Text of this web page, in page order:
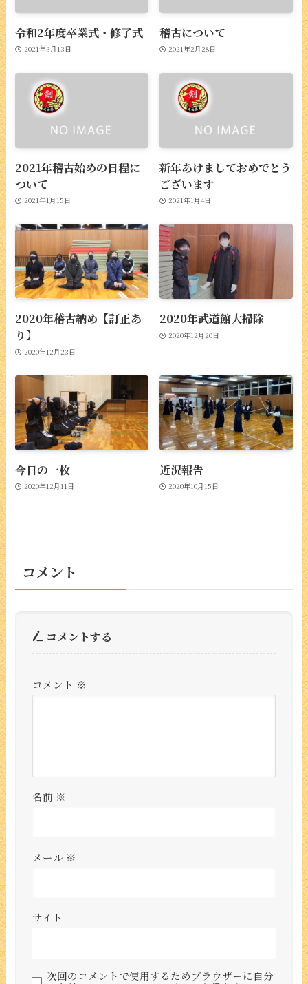
令和2年度卒業式・修了式
2021年3月13日
稽古について
2021年2月28日
2021年稽古始めの日程に
ついて
2021年1月15日
新年あけましておめでとう
ございます
2021年1月4日
2020年稽古納め【訂正あ
り】
2020年12月23日
2020年武道館大掃除
2020年12月20日
今日の一枚
2020年12月11日
近況報告
2020年10月15日
コメント
コメントする
コメント ※
名前 ※
メール ※
サイト
次回のコメントで使用するためブラウザーに自分